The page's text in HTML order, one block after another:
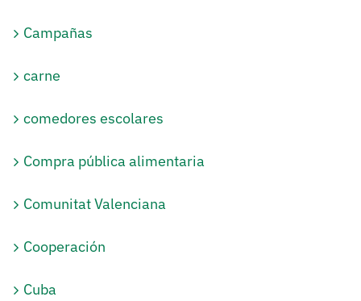
Campañas
carne
comedores escolares
Compra pública alimentaria
Comunitat Valenciana
Cooperación
Cuba